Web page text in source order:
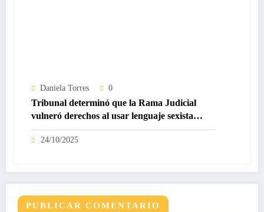
Daniela Torres 0
Tribunal determinó que la Rama Judicial
vulneró derechos al usar lenguaje sexista
contra una víctima
24/10/2025
PUBLICAR COMENTARIO